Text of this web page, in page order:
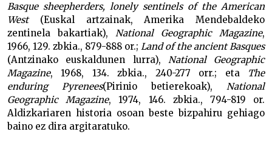
Basque sheepherders, lonely sentinels of the American
West (Euskal artzainak, Amerika Mendebaldeko
zentinela bakartiak), National Geographic Magazine,
1966, 129. zbkia., 879-888 or.; Land of the ancient Basques
(Antzinako euskaldunen lurra), National Geographic
Magazine, 1968, 134. zbkia., 240-277 orr.; eta
The
enduring Pyrenees(Pirinio betierekoak), National
Geographic Magazine, 1974, 146. zbkia., 794-819 or.
Aldizkariaren historia osoan beste bizpahiru gehiago
baino ez dira argitaratuko.